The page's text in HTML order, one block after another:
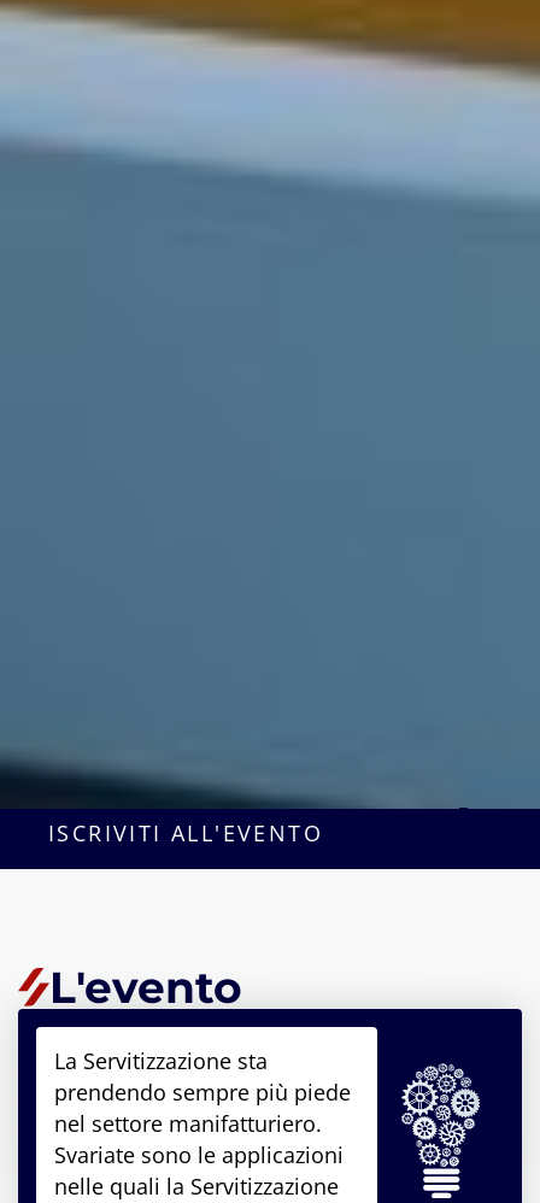
ISCRIVITI ALL'EVENTO
L'evento
La Servitizzazione sta
prendendo sempre più piede
nel settore manifatturiero.
Svariate sono le applicazioni
nelle quali la Servitizzazione